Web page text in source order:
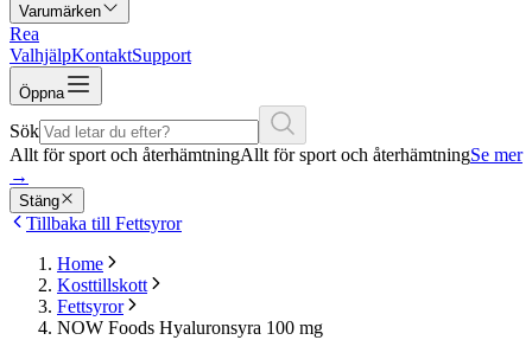
Varumärken
Rea
ValhjälpKontaktSupport
Öppna
Sök
Allt för sport och återhämtningAllt för sport och återhämtningSe mer
→
Stäng
Tillbaka till Fettsyror
Home
Kosttillskott
Fettsyror
NOW Foods Hyaluronsyra 100 mg